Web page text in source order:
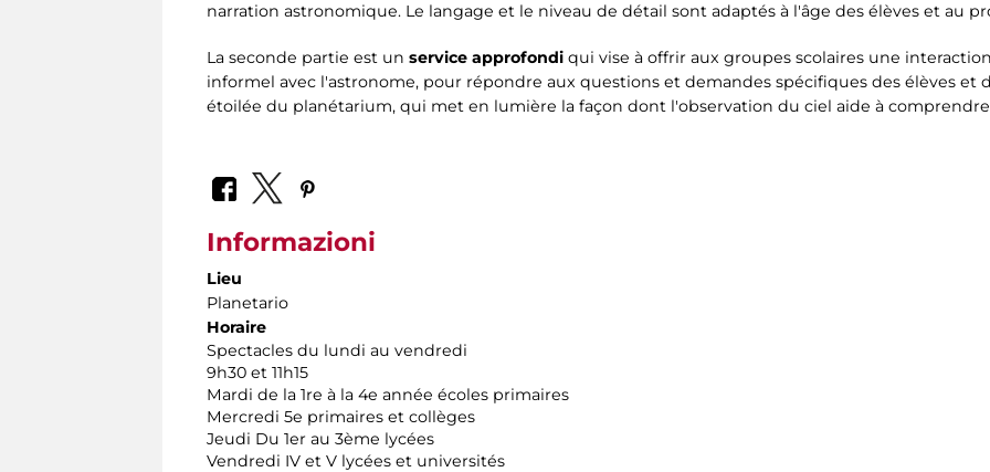
narration astronomique. Le langage et le niveau de détail sont adaptés à l'âge des élèves et au
La seconde partie est un service approfondi qui vise à offrir aux groupes scolaires une
informel avec l'astronome, pour répondre aux questions et demandes spécifiques des élèves et
étoilée du planétarium, qui met en lumière la façon dont l'observation du ciel aide à
Informazioni
Lieu
Planetario
Horaire
Spectacles du lundi au vendredi
9h30 et 11h15
Mardi de la 1re à la 4e année écoles primaires
Mercredi 5e primaires et collèges
Jeudi Du 1er au 3ème lycées
Vendredi IV et V lycées et universités